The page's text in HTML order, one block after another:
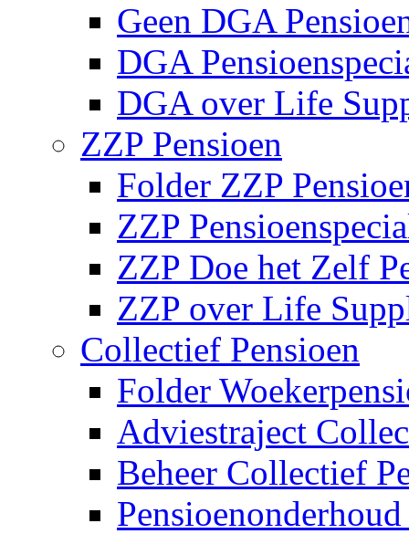
Geen DGA
DGA
DGA over Life
ZZP Pensioen
Folder ZZP
ZZP
ZZP Doe het Zelf
ZZP over Life
Collectief Pensioen
Folder
Adviestraject
Beheer Collectief